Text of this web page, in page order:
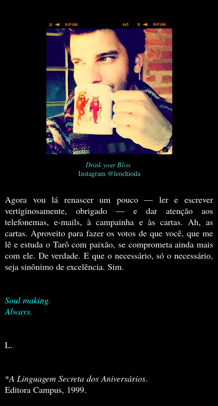
Drink your Bliss
Instagram @leochioda
Agora vou lá renascer um pouco — ler e escrever
vertiginosamente, obrigado — e dar atenção aos
telefonemas, e-mails, à campainha e às cartas. Ah, as
cartas. Aproveito para fazer os votos de que você, que me
lê e estuda o Tarô com paixão, se comprometa ainda mais
com ele. De verdade. E que o necessário, só o necessário,
seja sinônimo de excelência. Sim.
Soul making.
Always.
L.
*A Linguagem Secreta dos Aniversários.
Editora Campus, 1999.